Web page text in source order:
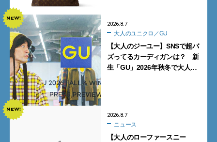
2026.8.7
大人のユニクロ／GU
【大人のジーユー】SNSで超バ
ズってるカーディガンは？ 新
生「GU」2026年秋冬で大人メ
2026.8.7
ニュース
【大人のローファースニー